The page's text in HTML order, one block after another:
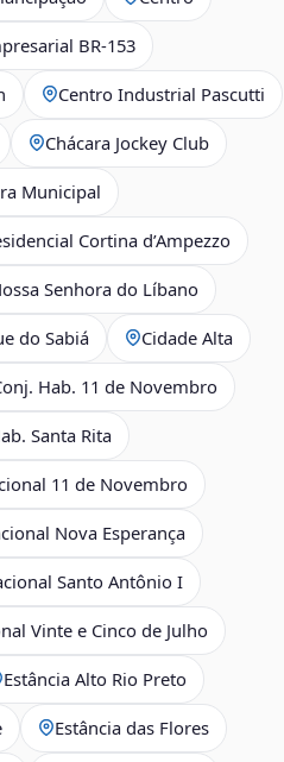
BR-153
Centro Industrial Pascutti
Chácara Jockey Club
Municipal
Cortina d’Ampezzo
Senhora do Líbano
do Sabiá Cidade Alta
Hab. 11 de Novembro
Santa Rita
11 de Novembro
Nova Esperança
Santo Antônio I
Vinte e Cinco de Julho
Estância Alto Rio Preto
Estância das Flores